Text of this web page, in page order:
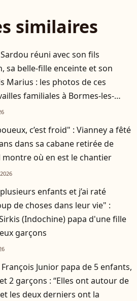
similaires
réuni avec son fils
sa belle-fille enceinte et son
Marius : les photos de ces
familiales à Bormes-les-
c’est froid" : Vianney a fêté
dans sa cabane retirée de
montre où en est le chantier
plusieurs enfants et j’ai raté
de choses dans leur vie" :
(Indochine) papa d'une fille
garçons
François Junior papa de 5 enfants,
2 garçons : “Elles ont autour de
les deux derniers ont la